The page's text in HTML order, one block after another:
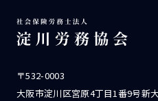
〒532-0003
大阪市淀川区宮原4丁目1番9号新